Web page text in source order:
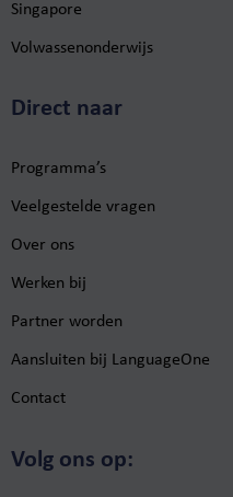
Singapore
Volwassenonderwijs
Direct naar
Programma’s
Veelgestelde vragen
Over ons
Werken bij
Partner worden
Aansluiten bij LanguageOne
Contact
Volg ons op: